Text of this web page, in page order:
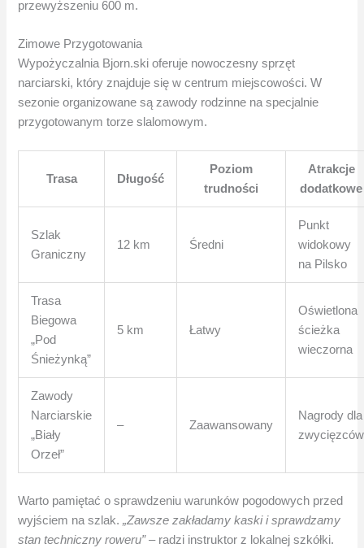
przewyższeniu 600 m.
Zimowe Przygotowania
Wypożyczalnia Bjorn.ski oferuje nowoczesny sprzęt
narciarski, który znajduje się w centrum miejscowości. W
sezonie organizowane są zawody rodzinne na specjalnie
przygotowanym torze slalomowym.
Trasa Długość
Poziom
trudności
Atrakcje
dodatkowe
Szlak
Graniczny
12 km Średni
Punkt
widokowy
na Pilsko
Trasa
Biegowa
„Pod
Śnieżynką”
5 km Łatwy
Oświetlona
ścieżka
wieczorna
Zawody
Narciarskie
„Biały
Orzeł”
– Zaawansowany
Nagrody dla
zwycięzców
Warto pamiętać o sprawdzeniu warunków pogodowych przed
wyjściem na szlak.„Zawsze zakładamy kaski i sprawdzamy
stan techniczny roweru”– radzi instruktor z lokalnej szkółki.